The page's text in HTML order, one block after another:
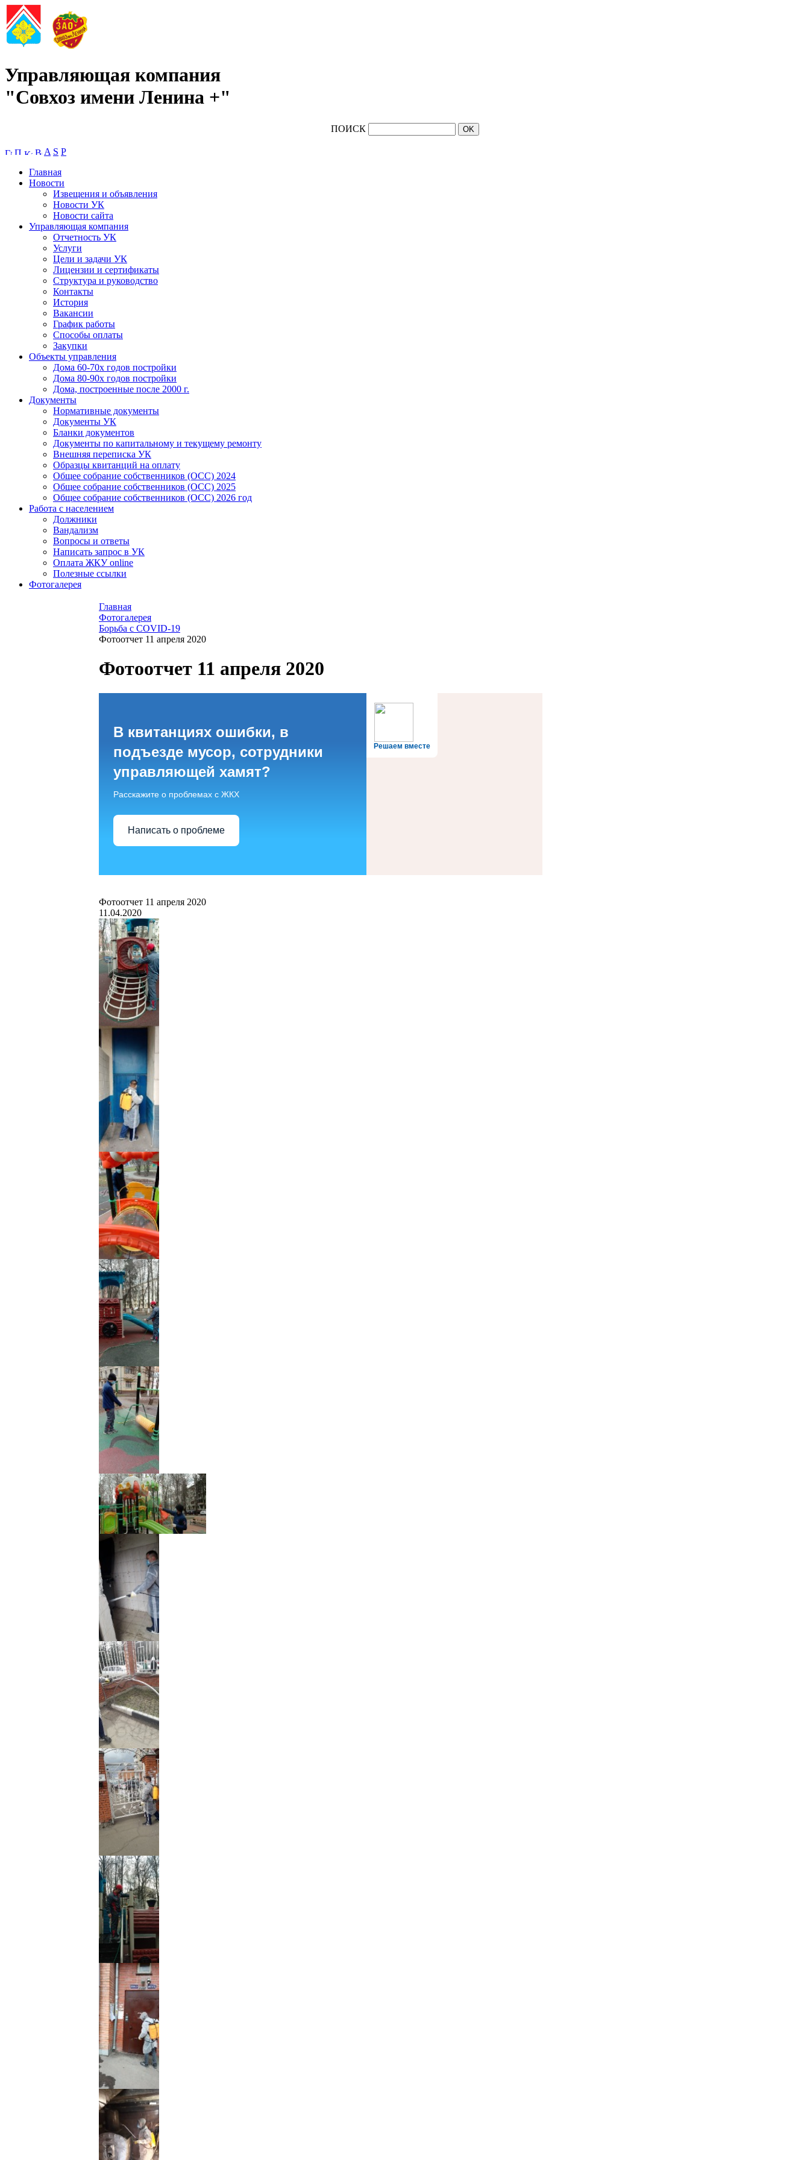
Управляющая компания
"Совхоз имени Ленина +"
ПОИСК
A S P
Главная
Новости
Извещения и объявления
Новости УК
Новости сайта
Управляющая компания
Отчетность УК
Услуги
Цели и задачи УК
Лицензии и сертификаты
Структура и руководство
Контакты
История
Вакансии
График работы
Способы оплаты
Закупки
Объекты управления
Дома 60-70х годов постройки
Дома 80-90х годов постройки
Дома, построенные после 2000 г.
Документы
Нормативные документы
Документы УК
Бланки документов
Документы по капитальному и текущему ремонту
Внешняя переписка УК
Образцы квитанций на оплату
Общее собрание собственников (ОСС) 2024
Общее собрание собственников (ОСС) 2025
Общее собрание собственников (ОСС) 2026 год
Работа с населением
Должники
Вандализм
Вопросы и ответы
Написать запрос в УК
Оплата ЖКУ online
Полезные ссылки
Фотогалерея
Главная
Фотогалерея
Борьба с COVID-19
Фотоотчет 11 апреля 2020
Фотоотчет 11 апреля 2020
Решаем вместе
В квитанциях ошибки, в
подъезде мусор, сотрудники
управляющей хамят?
Расскажите о проблемах с ЖКХ
Написать о проблеме
Фотоотчет 11 апреля 2020
11.04.2020